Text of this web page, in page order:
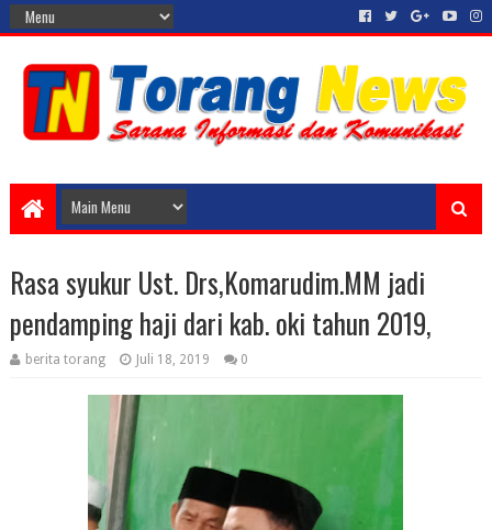
Rasa syukur Ust. Drs,Komarudim.MM jadi
pendamping haji dari kab. oki tahun 2019,
berita torang Juli 18, 2019 0